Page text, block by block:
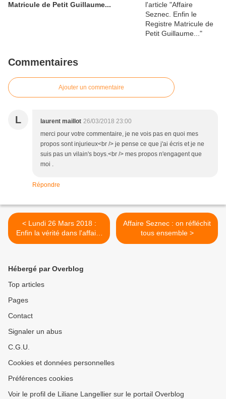
Matricule de Petit Guillaume...
Commentaires
Ajouter un commentaire
L laurent maillot 26/03/2018 23:00
merci pour votre commentaire, je ne vois pas en quoi mes
propos sont injurieux<br /> je pense ce que j'ai écris et je ne
suis pas un vilain's boys.<br /> mes propos n'engagent que
moi .
Répondre
< Lundi 26 Mars 2018 :
Enfin la vérité dans l'affaire
Seznec !
Affaire Seznec : on réfléchit
tous ensemble >
Hébergé par Overblog
Top articles
Pages
Contact
Signaler un abus
C.G.U.
Cookies et données personnelles
Préférences cookies
Voir le profil de Liliane Langellier sur le portail Overblog